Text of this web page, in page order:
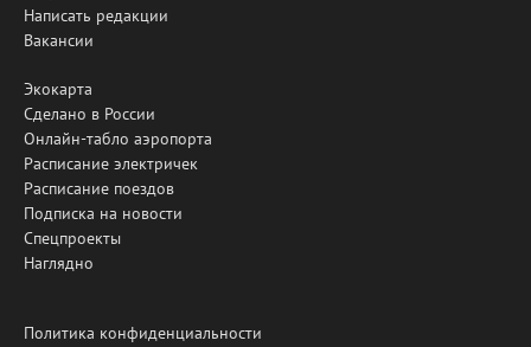
Написать редакции
Вакансии
Экокарта
Сделано в России
Онлайн-табло аэропорта
Расписание электричек
Расписание поездов
Подписка на новости
Спецпроекты
Наглядно
Политика конфиденциальности